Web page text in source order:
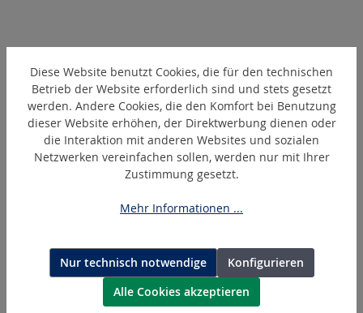
Hand-hydraulisches Presswerkzeug
Produktgalerie überspringen
Ähnliche Artikel
Diese Website benutzt Cookies, die für den technischen
Betrieb der Website erforderlich sind und stets gesetzt
werden. Andere Cookies, die den Komfort bei Benutzung
dieser Website erhöhen, der Direktwerbung dienen oder
die Interaktion mit anderen Websites und sozialen
Netzwerken vereinfachen sollen, werden nur mit Ihrer
Zustimmung gesetzt.
Mehr Informationen ...
Nur technisch notwendige
Konfigurieren
Alle Cookies akzeptieren